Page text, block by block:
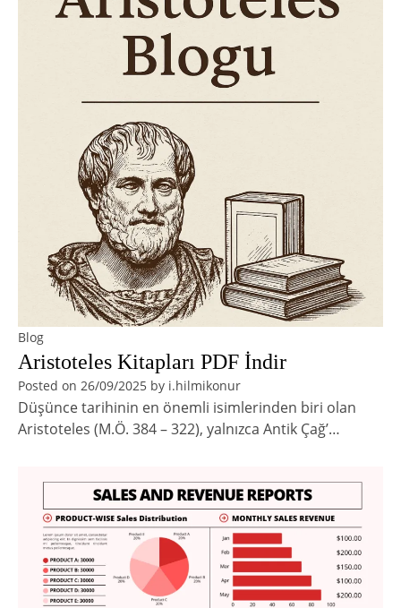
Blog
Aristoteles Kitapları PDF İndir
Posted on 26/09/2025 by i.hilmikonur
Düşünce tarihinin en önemli isimlerinden biri olan
Aristoteles (M.Ö. 384 – 322), yalnızca Antik Çağ’…